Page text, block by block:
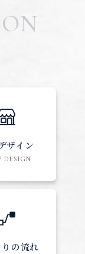
ザイン
DESIGN
の流れ